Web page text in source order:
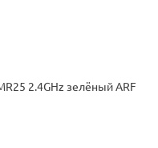
2.4GHz зелёный ARF